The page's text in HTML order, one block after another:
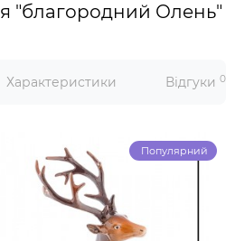
"благородний Олень"
Характеристики Відгуки 0
Популярний